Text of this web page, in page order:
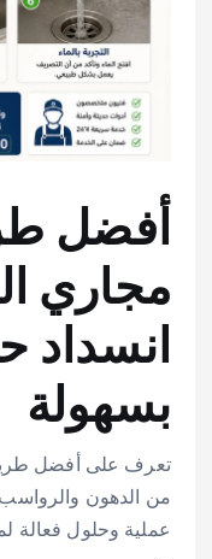
أفضل
مجاري
انسداد
بسهولة
تعرف على أفضل
من الدهون
عملية وحلول فعالة